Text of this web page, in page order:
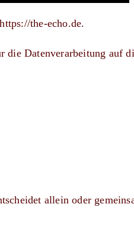
the-echo.de.
Datenverarbeitung auf
allein oder